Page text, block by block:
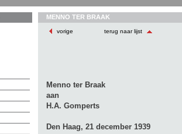
MENNO TER BRAAK
vorige terug naar lijst
Menno ter Braak
aan
H.A. Gomperts
Den Haag, 21 december 1939